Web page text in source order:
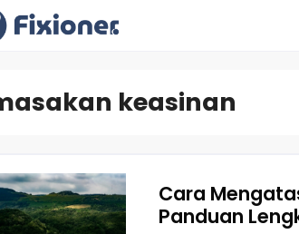
keasinan
Cara
Panduan